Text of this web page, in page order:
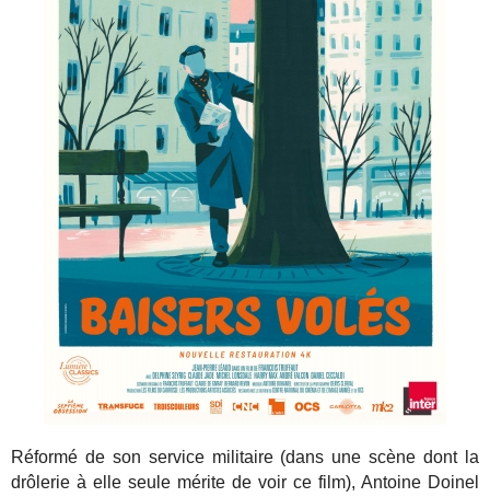
Réformé de son service militaire (dans une scène dont la
drôlerie à elle seule mérite de voir ce film), Antoine Doinel